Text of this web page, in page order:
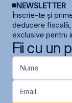
NEWSLETTER
Înscrie-te și
deducere
exclusive pentru
Fii cu un
Nume
Email